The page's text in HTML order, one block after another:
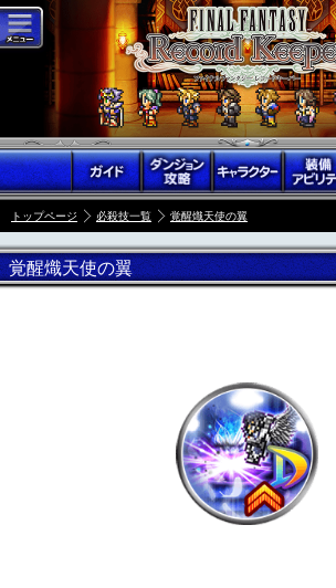
トップページ 必殺技一覧 覚醒熾天使の翼
覚醒熾天使の翼